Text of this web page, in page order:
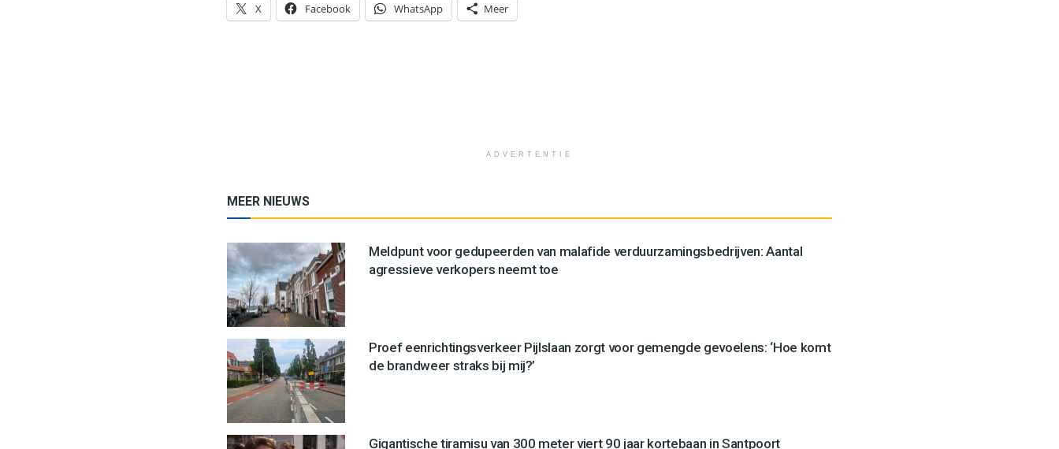
X Facebook WhatsApp Meer
ADVERTENTIE
MEER NIEUWS
Meldpunt voor gedupeerden van malafide verduurzamingsbedrijven: Aantal
agressieve verkopers neemt toe
Proef eenrichtingsverkeer Pijlslaan zorgt voor gemengde gevoelens: ‘Hoe komt
de brandweer straks bij mij?’
Gigantische tiramisu van 300 meter viert 90 jaar kortebaan in Santpoort